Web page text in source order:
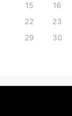
15
16
22
23
29
30